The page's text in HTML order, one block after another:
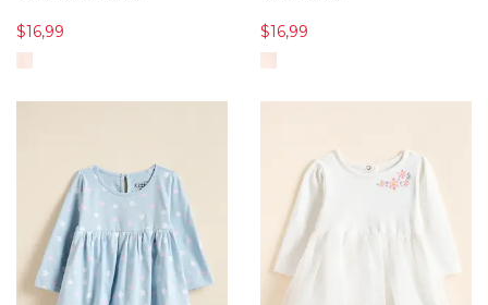
$16,99 $16,99